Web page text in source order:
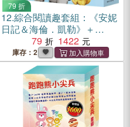
79 折
12.綜合閱讀趣套組：《安妮
日記＆海倫．凱勒》＋
《Cats,Dogs,AndMore》＋
《王爾德故事集》＋《不來
梅樂隊》＋《灰姑娘》
79 1422
庫存：2